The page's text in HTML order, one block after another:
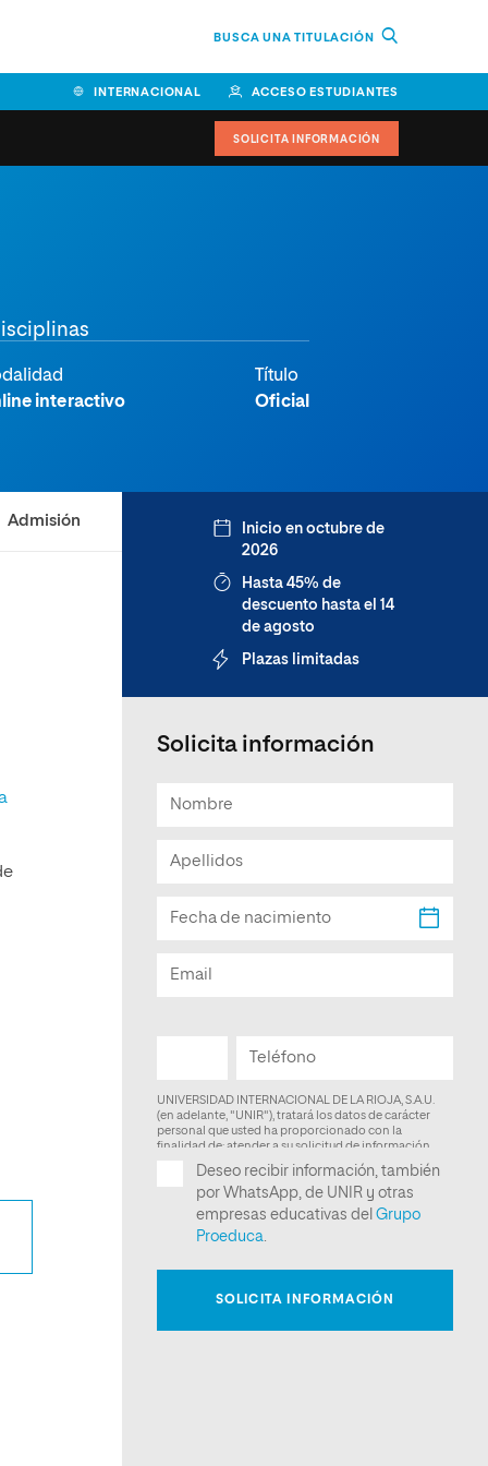
BUSCA UNA TITULACIÓN
INTERNACIONAL ACCESO ESTUDIANTES
Salud
Facultad de Economía y
Facultad de Artes y Ciencias
SOLICITA INFORMACIÓN
interactivo
Título
Oficial
Admisión
Inicio en octubre de
2026
Hasta 45% de
descuento hasta el 14
de agosto
Plazas limitadas
Solicita información